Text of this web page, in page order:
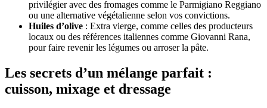
privilégier avec des fromages comme le Parmigiano Reggiano
ou une alternative végétalienne selon vos convictions.
Huiles d’olive : Extra vierge, comme celles des producteurs
locaux ou des références italiennes comme Giovanni Rana,
pour faire revenir les légumes ou arroser la pâte.
Les secrets d’un mélange parfait :
cuisson, mixage et dressage